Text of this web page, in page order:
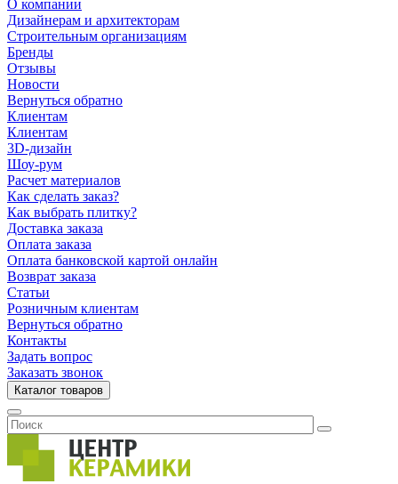
О компании
Дизайнерам и архитекторам
Строительным организациям
Бренды
Отзывы
Новости
Вернуться обратно
Клиентам
Клиентам
3D-дизайн
Шоу-рум
Расчет материалов
Как сделать заказ?
Как выбрать плитку?
Доставка заказа
Оплата заказа
Оплата банковской картой онлайн
Возврат заказа
Статьи
Розничным клиентам
Вернуться обратно
Контакты
Задать вопрос
Заказать звонок
Каталог товаров